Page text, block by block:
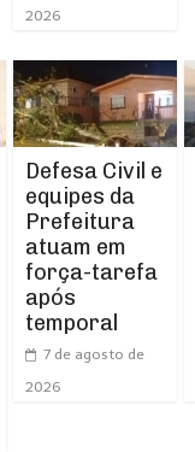
2026
Defesa Civil e
equipes da
Prefeitura
atuam em
força-tarefa
após
temporal
7 de agosto de
2026